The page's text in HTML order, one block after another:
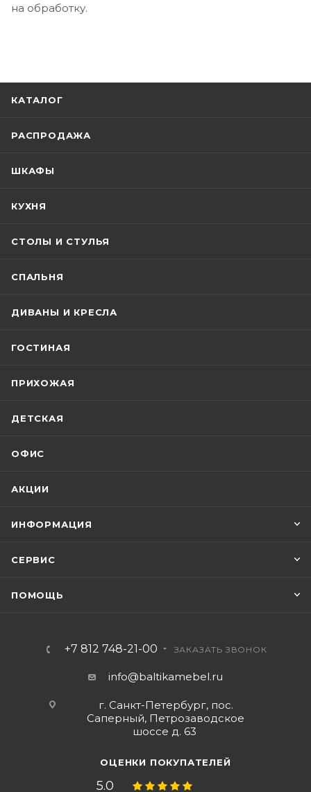
на обработку.
КАТАЛОГ
РАСПРОДАЖА
ШКАФЫ
КУХНЯ
СТОЛЫ И СТУЛЬЯ
СПАЛЬНЯ
ДИВАНЫ И КРЕСЛА
ГОСТИНАЯ
ПРИХОЖАЯ
ДЕТСКАЯ
ОФИС
АКЦИИ
ИНФОРМАЦИЯ
СЕРВИС
ПОМОЩЬ
+7 812 748-21-00 ЗАКАЗАТЬ ЗВОНОК
info@baltikamebel.ru
г. Санкт-Петербург, пос.
Саперный, Петрозаводское
шоссе д. 63
ОЦЕНКИ ПОКУПАТЕЛЕЙ
5.0